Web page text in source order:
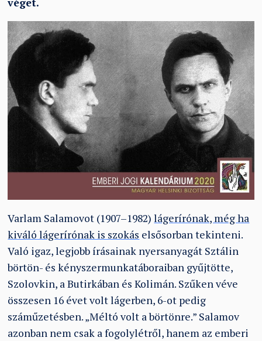
Varlam Salamovot (1907–1982)lágerírónak, még ha
kiváló lágerírónak is szokás elsősorban tekinteni.
Való igaz, legjobb írásainak nyersanyagát Sztálin
börtön- és kényszermunkatáboraiban gyűjtötte,
Szolovkin, a Butirkában és Kolimán. Szűken véve
összesen 16 évet volt lágerben, 6-ot pedig
száműzetésben. „Méltó volt a börtönre.” Salamov
azonban nem csak a fogolylétről, hanem az emberi